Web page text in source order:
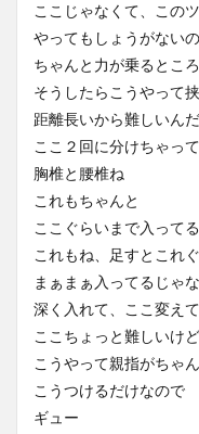
ここじゃなくて、この
やってもしょうがない
ちゃんと力が乗るところ
そうしたらこうやって
距離長いから難しいん
ここ２回に分けちゃって
胸椎と腰椎ね
これもちゃんと
ここぐらいまで入ってる
これもね、足すとこれ
まぁまぁ入ってるじゃ
深く入れて、ここ変えて
ここちょっと難しいけ
こうやって親指がちゃ
こうつけるだけなので
ギュー